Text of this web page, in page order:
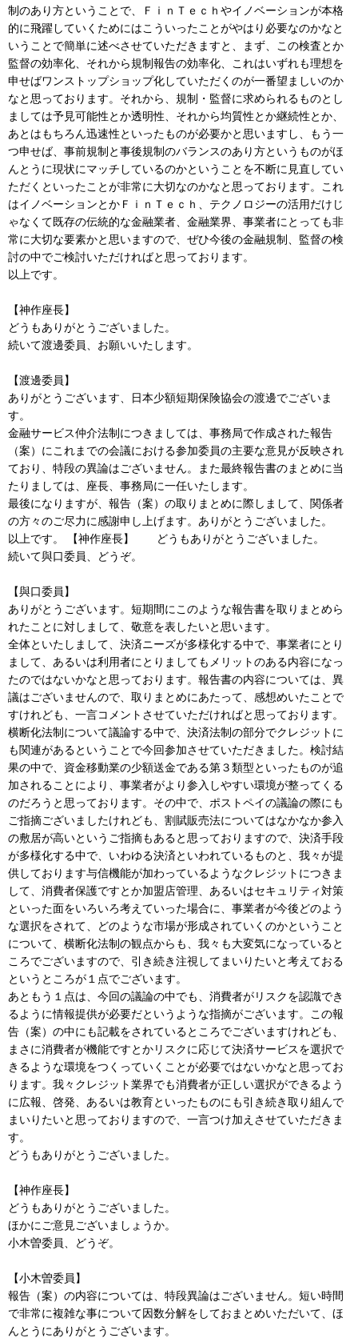
制のあり方ということで、ＦｉｎＴｅｃｈやイノベーションが本格
的に飛躍していくためにはこういったことがやはり必要なのかなと
いうことで簡単に述べさせていただきますと、まず、この検査とか
監督の効率化、それから規制報告の効率化、これはいずれも理想を
申せばワンストップショップ化していただくのが一番望ましいのか
なと思っております。それから、規制・監督に求められるものとし
ましては予見可能性とか透明性、それから均質性とか継続性とか、
あとはもちろん迅速性といったものが必要かと思いますし、もう一
つ申せば、事前規制と事後規制のバランスのあり方というものがほ
んとうに現状にマッチしているのかということを不断に見直してい
ただくといったことが非常に大切なのかなと思っております。これ
はイノベーションとかＦｉｎＴｅｃｈ、テクノロジーの活用だけじ
ゃなくて既存の伝統的な金融業者、金融業界、事業者にとっても非
常に大切な要素かと思いますので、ぜひ今後の金融規制、監督の検
討の中でご検討いただければと思っております。
以上です。
【神作座長】
どうもありがとうございました。
続いて渡邊委員、お願いいたします。
【渡邊委員】
ありがとうございます、日本少額短期保険協会の渡邊でございま
す。
金融サービス仲介法制につきましては、事務局で作成された報告
（案）にこれまでの会議における参加委員の主要な意見が反映され
ており、特段の異論はございません。また最終報告書のまとめに当
たりましては、座長、事務局に一任いたします。
最後になりますが、報告（案）の取りまとめに際しまして、関係者
の方々のご尽力に感謝申し上げます。ありがとうございました。
以上です。 【神作座長】 どうもありがとうございました。
続いて與口委員、どうぞ。
【與口委員】
ありがとうございます。短期間にこのような報告書を取りまとめら
れたことに対しまして、敬意を表したいと思います。
全体といたしまして、決済ニーズが多様化する中で、事業者にとり
まして、あるいは利用者にとりましてもメリットのある内容になっ
たのではないかなと思っております。報告書の内容については、異
議はございませんので、取りまとめにあたって、感想めいたことで
すけれども、一言コメントさせていただければと思っております。
横断化法制について議論する中で、決済法制の部分でクレジットに
も関連があるということで今回参加させていただきました。検討結
果の中で、資金移動業の少額送金である第３類型といったものが追
加されることにより、事業者がより参入しやすい環境が整ってくる
のだろうと思っております。その中で、ポストペイの議論の際にも
ご指摘ございましたけれども、割賦販売法についてはなかなか参入
の敷居が高いというご指摘もあると思っておりますので、決済手段
が多様化する中で、いわゆる決済といわれているものと、我々が提
供しております与信機能が加わっているようなクレジットにつきま
して、消費者保護ですとか加盟店管理、あるいはセキュリティ対策
といった面をいろいろ考えていった場合に、事業者が今後どのよう
な選択をされて、どのような市場が形成されていくのかということ
について、横断化法制の観点からも、我々も大変気になっていると
ころでございますので、引き続き注視してまいりたいと考えておる
というところが１点でございます。
あともう１点は、今回の議論の中でも、消費者がリスクを認識でき
るように情報提供が必要だというような指摘がございます。この報
告（案）の中にも記載をされているところでございますけれども、
まさに消費者が機能ですとかリスクに応じて決済サービスを選択で
きるような環境をつくっていくことが必要ではないかなと思ってお
ります。我々クレジット業界でも消費者が正しい選択ができるよう
に広報、啓発、あるいは教育といったものにも引き続き取り組んで
まいりたいと思っておりますので、一言つけ加えさせていただきま
す。
どうもありがとうございました。
【神作座長】
どうもありがとうございました。
ほかにご意見ございましょうか。
小木曽委員、どうぞ。
【小木曽委員】
報告（案）の内容については、特段異論はございません。短い時間
で非常に複雑な事について因数分解をしておまとめいただいて、ほ
んとうにありがとうございます。